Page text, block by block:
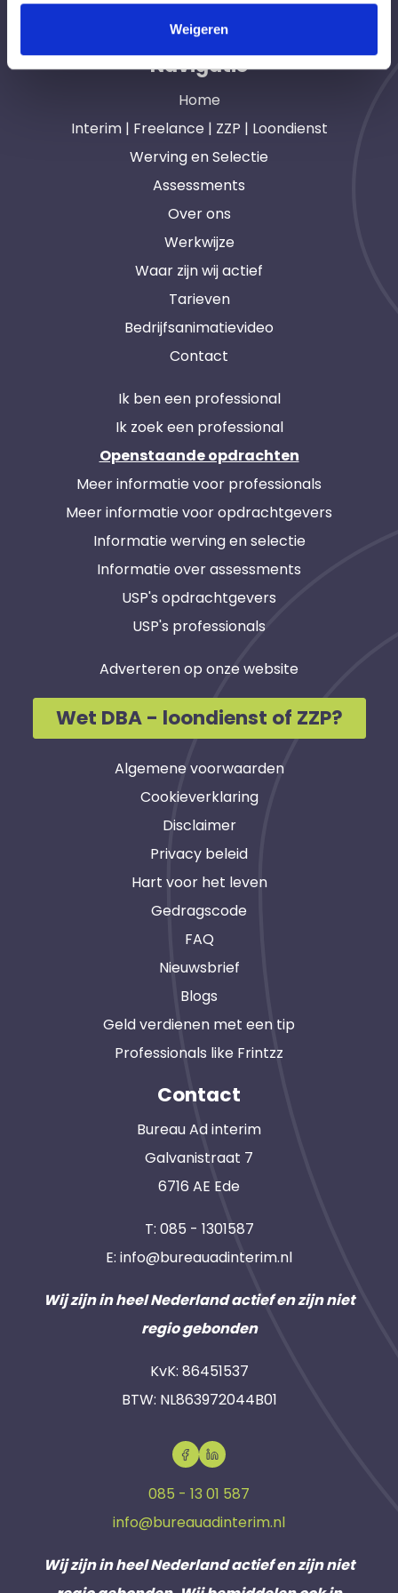
Weigeren
professionals in heel Nederland. Ook loondienst.
Navigatie
Home
Interim | Freelance | ZZP | Loondienst
Werving en Selectie
Assessments
Over ons
Werkwijze
Waar zijn wij actief
Tarieven
Bedrijfsanimatievideo
Contact
Ik ben een professional
Ik zoek een professional
Openstaande opdrachten
Meer informatie voor professionals
Meer informatie voor opdrachtgevers
Informatie werving en selectie
Informatie over assessments
USP's opdrachtgevers
USP's professionals
Adverteren op onze website
Wet DBA - loondienst of ZZP?
Algemene voorwaarden
Cookieverklaring
Disclaimer
Privacy beleid
Hart voor het leven
Gedragscode
FAQ
Nieuwsbrief
Blogs
Geld verdienen met een tip
Professionals like Frintzz
Contact
Bureau Ad interim
Galvanistraat 7
6716 AE Ede
T: 085 - 1301587
E: info@bureauadinterim.nl
Wij zijn in heel Nederland actief en zijn niet
regio gebonden
KvK: 86451537
BTW: NL863972044B01
085 - 13 01 587
info@bureauadinterim.nl
Wij zijn in heel Nederland actief en zijn niet